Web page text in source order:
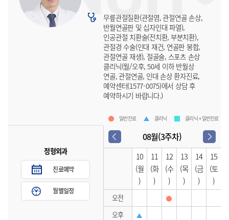
무릎관절질환(관절염, 관절연골 손상,
반월연골판 및 십자인대 파열),
인공관절 치환술(전치환, 부분치환),
관절경 수술(인대 재건, 연골판 봉합,
관절연골 재생), 절골술, 스포츠 손상
클리닉(월/오후, 50세 이하 반월상
연골, 관절연골, 인대 손상 환자진료,
예약센터(1577-0075)에서 상담 후
예약하시기 바랍니다.)
일반진료 클리닉 클리닉 + 일반진료
정형외과
진료예약
월별일정
08월(3주차)
10
(월
)
11
(화
)
12
(수
)
13
(목
)
14
(금
)
15
(토
)
오전
오후